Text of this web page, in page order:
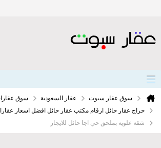
سوق عقار سبوت عقار السعودية
سوق
حراج عقار حائل ارقام مكتب عقار حائل افضل اسعار
شقة علوية بملحق حي اجا حائل للايجار